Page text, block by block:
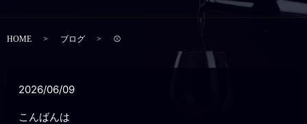
HOME ブログ ⚾️
2026/06/09
こんばんは